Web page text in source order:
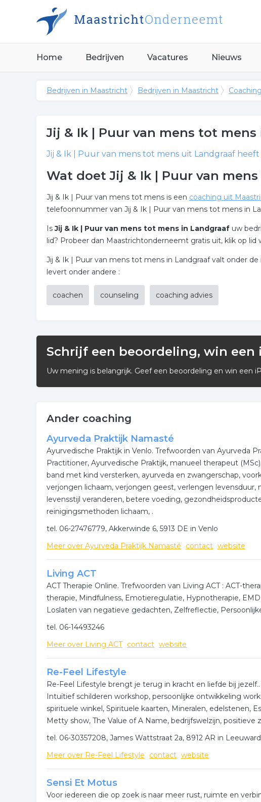
Home Bedrijven Vacatures Nieuws
Bedrijven in Maastricht Bedrijven in Maastricht
Jij & Ik | Puur van mens tot mens
Jij & Ik | Puur van mens tot mens uit Landgraaf
Wat doet Jij & Ik | Puur van
Jij & Ik | Puur van mens tot mens is een coaching uit
telefoonnummer van Jij & Ik | Puur van mens tot mens in
IsJij & Ik | Puur van mens tot mens in Landgraaf uw
lid? Probeer dan Maastrichtonderneemt gratis uit, klik op lid
Jij & Ik | Puur van mens tot mens in Landgraaf valt onder
levert onder andere :
coachen counseling coaching advies
Schrijf een beoordeling, win een
Uw mening is belangrijk. Geef een beoordeling en win een
Ander coaching
Ayurveda Praktijk Namasté
Ayurvedische Praktijk in Venlo. Trefwoorden van Ayurveda
Practitioner, Ayurvedische Praktijk, manueel therapeut
band met kind versterken, ayurveda en zwangerschap,
verjongen lichaam, verjongen geest, verlengen
levensstijl veranderen, betere voeding,
reinigingsmethoden lichaam, .
tel. 06-27476779, Akkerwinde 6, 5913 DE in Venlo
Meer over Ayurveda Praktijk Namasté
contact website
Living ACT
ACT Therapie Online. Trefwoorden van Living ACT : ACT-
therapie, Mindfulness, Emotieregulatie, Hypnotherapie,
Loslaten van negatieve gedachten, Zelfreflectie,
tel. 06-14493246
Meer over Living ACT contact website
Re-Feel Lifestyle
Re-Feel Lifestyle brengt je terug in kracht en liefde bij
Intuïtief schilderen workshop, persoonlijke ontwikkeling
spirituele winkel, Spirituele kaarten, Mineralen, edelstenen,
Metty show, The Value of A Name, bedrijfswelzijn,
tel. 06-30357208, James Wattstraat 2a, 8912 AR in
Meer over Re-Feel Lifestyle
contact website
Sensi Et Motus
Voor iedereen die op zoek is naar meer rust, ruimte en